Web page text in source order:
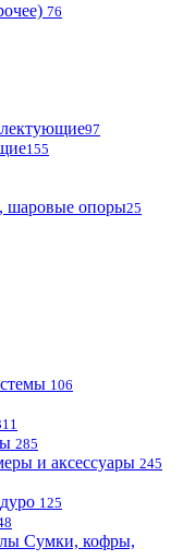
76
97
155
шаровые опоры25
106
285
и аксессуары 245
125
Сумки, кофры,